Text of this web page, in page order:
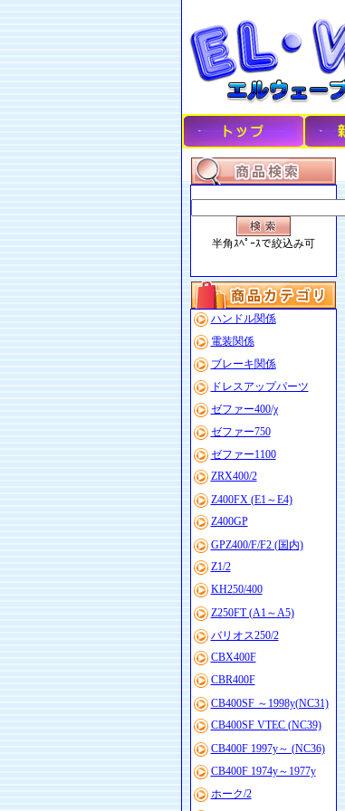
半角ｽﾍﾟｰｽで絞込み可
ハンドル関係
電装関係
ブレーキ関係
ドレスアップパーツ
ゼファー400/χ
ゼファー750
ゼファー1100
ZRX400/2
Z400FX (E1～E4)
Z400GP
GPZ400/F/F2 (国内)
Z1/2
KH250/400
Z250FT (A1～A5)
バリオス250/2
CBX400F
CBR400F
CB400SF ～1998y(NC31)
CB400SF VTEC (NC39)
CB400F 1997y～ (NC36)
CB400F 1974y～1977y
ホーク/2